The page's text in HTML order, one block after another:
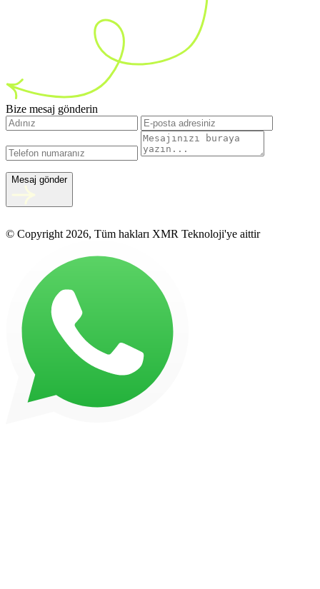
Bize mesaj gönderin
Mesaj gönder
© Copyright 2026, Tüm hakları XMR Teknoloji'ye aittir